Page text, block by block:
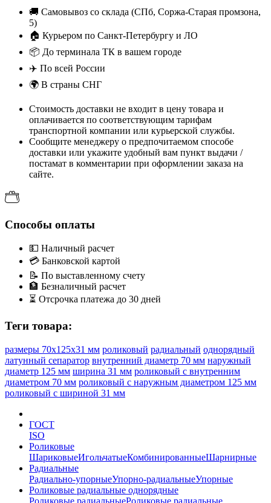
🚚 Самовывоз со склада (СПб, Соржа-Старая промзона,
5)
🏠 Курьером по Санкт-Петербургу и ЛО
📦 До терминала ТК в вашем городе
✈️ По всей России
🌍 В страны СНГ
Стоимость доставки не входит в цену товара и
оплачивается по соответствующим тарифам
транспортной компании или курьерской службы.
Сообщите менеджеру о предпочитаемом способе
доставки или укажите удобный вам пункт выдачи /
постамат в комментарии при оформлении заказа на
сайте.
Способы оплаты
💵 Наличный расчет
💳 Банковской картой
📝 По выставленному счету
🏦 Безналичный расчет
⏳ Отсрочка платежа до 30 дней
Теги товара:
размеры 70x125x31 мм роликовый радиальный однорядный
латунный сепаратор внутренний диаметр 70 мм наружный
диаметр 125 мм ширина 31 мм роликовый с внутренним
диаметром 70 мм роликовый с наружным диаметром 125 мм
роликовый с шириной 31 мм
ГОСТ
ISO
Роликовые
ШариковыеИгольчатыеКомбинированныеШарнирные
Радиальные
Радиально-упорныеУпорно-радиальныеУпорные
Роликовые радиальные однорядные